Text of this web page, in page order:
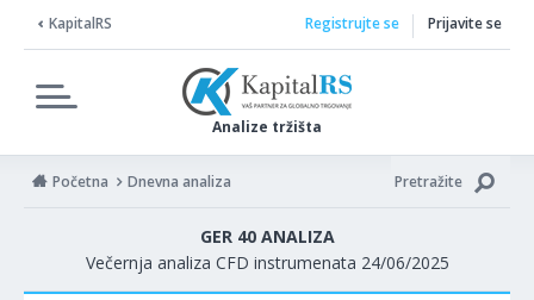
KapitalRS
Analize tržišta
Registrujte se Prijavite se
Početna Dnevna analiza Pretražite
GER 40 ANALIZA
Večernja analiza CFD instrumenata 24/06/2025